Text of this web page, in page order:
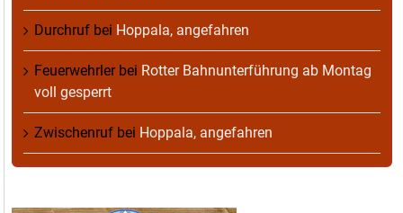
Durchruf bei Hoppala, angefahren
Feuerwehrlerbei Rotter Bahnunterführung ab Montag
voll gesperrt
Zwischenruf bei Hoppala, angefahren